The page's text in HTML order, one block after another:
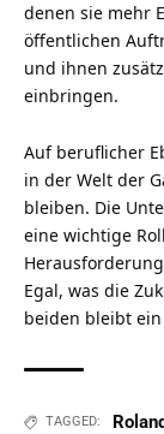
denen sie mehr
öffentlichen
und ihnen
einbringen.
Auf beruflicher
in der Welt der
bleiben. Die
eine wichtige
Egal, was die
beiden bleibt
TAGGED: